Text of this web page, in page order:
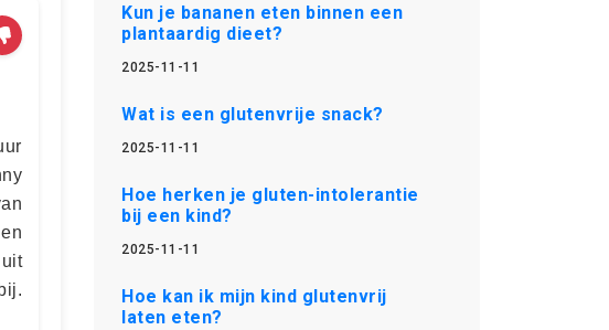
Kun je bananen eten binnen een
plantaardig dieet?
2025-11-11
Wat is een glutenvrije snack?
2025-11-11
Hoe herken je gluten-intolerantie
bij een kind?
2025-11-11
Hoe kan ik mijn kind glutenvrij
laten eten?